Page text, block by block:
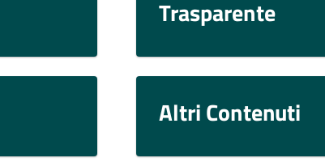
Trasparente
Altri Contenuti